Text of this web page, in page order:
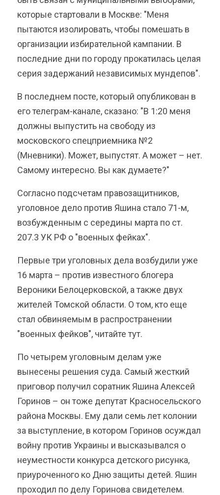
которые стартовали в Москве: "Меня
пытаются изолировать, чтобы помешать в
организации избирательной кампании. В
последние дни по городу прокатилась целая
серия задержаний независимых мундепов".
В последнем посте, который опубликован в
его телеграм-канале, сказано: "В 1:20 меня
должны выпустить на свободу из
московского спецприемника №2
(Мневники). Может, выпустят. А может – нет.
Самому интересно. Вы как думаете?"
Согласно подсчетам правозащитников,
уголовное дело против Яшина стало 71-м,
возбужденным с середины марта по ст.
207.3 УК РФ о "военных фейках".
Первые три уголовных дела возбудили уже
16 марта – против известного блогера
Вероники Белоцерковской, а также двух
жителей Томской области. О том, кто еще
стал обвиняемым в распространении
"военных фейков", читайте тут.
По четырем уголовным делам уже
вынесены решения суда. Самый жесткий
приговор получил соратник Яшина Алексей
Горинов – он тоже депутат Красносельского
района Москвы. Ему дали семь лет колонии
за выступление, в котором Горинов осуждал
войну против Украины и высказывался о
неуместности конкурса детского рисунка,
приуроченного ко Дню защиты детей. Яшин
проходил по делу Горинова свидетелем.